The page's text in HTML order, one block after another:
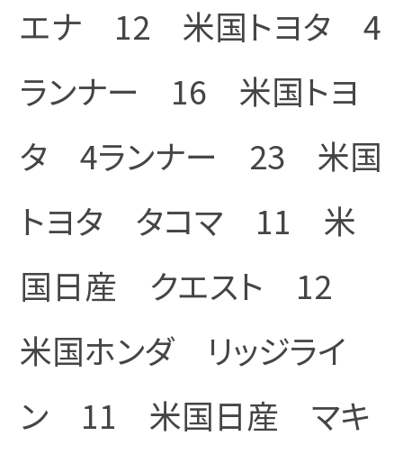
エナ 12 米国トヨタ 4
ランナー 16 米国トヨ
タ 4ランナー 23 米国
トヨタ タコマ 11 米
国日産 クエスト 12
米国ホンダ リッジライ
ン 11 米国日産 マキ